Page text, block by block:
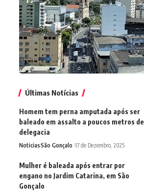
Últimas Notícias
Homem tem perna amputada após ser
baleado em assalto a poucos metros de
delegacia
NoticiasSão Gonçalo 17 de Dezembro, 2025
Mulher é baleada após entrar por
engano no Jardim Catarina, em São
Gonçalo